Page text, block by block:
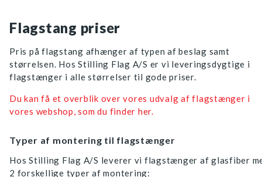
Flagstang priser
Pris på flagstang afhænger af typen af beslag samt
størrelsen. Hos Stilling Flag A/S er vi leveringsdygtige i
flagstænger i alle størrelser til gode priser.
Du kan få et overblik over vores udvalg af flagstænger i
vores webshop, som du finder her.
Typer af montering til flagstænger
Hos Stilling Flag A/S leverer vi flagstænger af glasfiber
2 forskellige typer af montering: